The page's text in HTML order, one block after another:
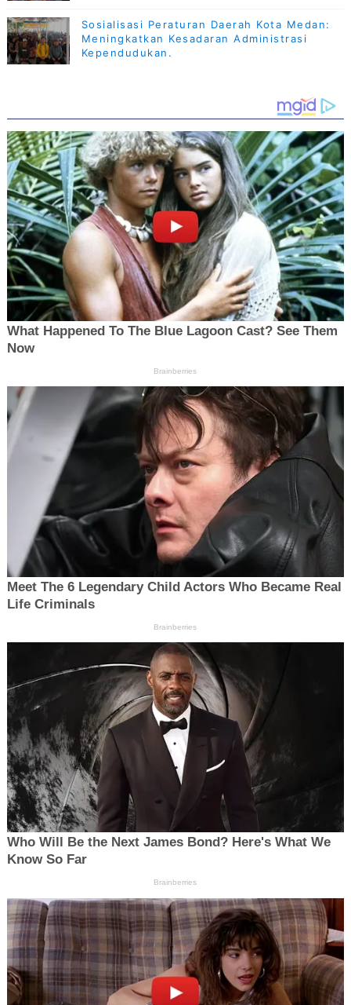
Sosialisasi Peraturan Daerah Kota Medan:
Meningkatkan Kesadaran Administrasi
Kependudukan.